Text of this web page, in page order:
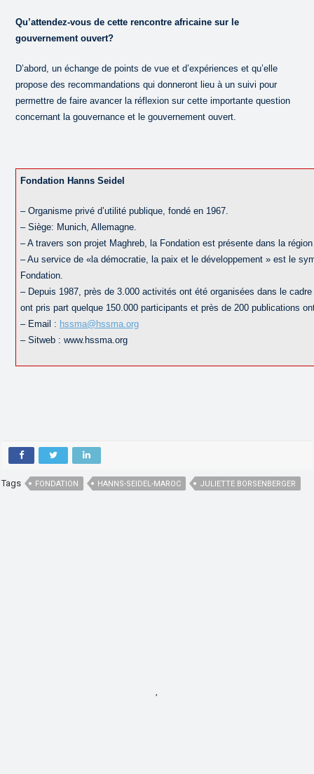
Qu’attendez-vous de cette rencontre africaine sur le
gouvernement ouvert?
D’abord, un échange de points de vue et d’expériences et qu’elle
propose des recommandations qui donneront lieu à un suivi pour
permettre de faire avancer la réflexion sur cette importante question
concernant la gouvernance et le gouvernement ouvert.
Fondation Hanns Seidel
– Organisme privé d’utilité publique, fondé en 1967.
– Siège: Munich, Allemagne.
– A travers son projet Maghreb, la Fondation est présente dans la
– Au service de «la démocratie, la paix et le développement » est le
Fondation.
– Depuis 1987, près de 3.000 activités ont été organisées dans le
ont pris part quelque 150.000 participants et près de 200 publications
– Email : hssma@hssma.org
– Sitweb : www.hssma.org
Tags FONDATION HANNS-SEIDEL-MAROC JULIETTE BORSENBERGER
,